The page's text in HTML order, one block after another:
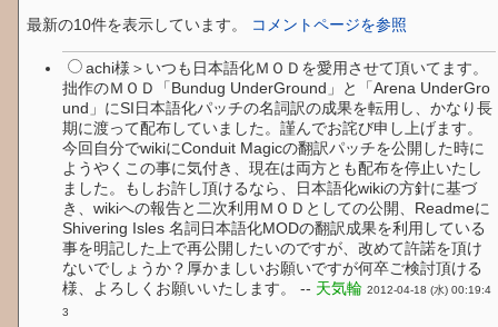
最新の10件を表示しています。 コメントページを参照
achi様＞いつも日本語化ＭＯＤを愛用させて頂いてます。
拙作のＭＯＤ「Bundug UnderGround」と「Arena UnderGro
und」にSI日本語化パッチの名詞訳の成果を転用し、かなり長
期に渡って配布していました。謹んでお詫び申し上げます。
今回自分でwikiにConduit Magicの翻訳パッチを公開した時に
ようやくこの事に気付き、現在は両方とも配布を停止いたし
ました。もしお許し頂けるなら、日本語化wikiの方針に基づ
き、wikiへの報告と二次利用ＭＯＤとしての公開、Readmeに
Shivering Isles 名詞日本語化MODの翻訳成果を利用している
事を明記した上で再公開したいのですが、改めて許諾を頂け
ないでしょうか？厚かましいお願いですが何卒ご検討頂ける
様、よろしくお願いいたします。 -- 天気輪 2012-04-18 (水) 00:19:4
3